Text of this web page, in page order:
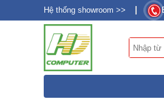
Hệ thống showroom >>